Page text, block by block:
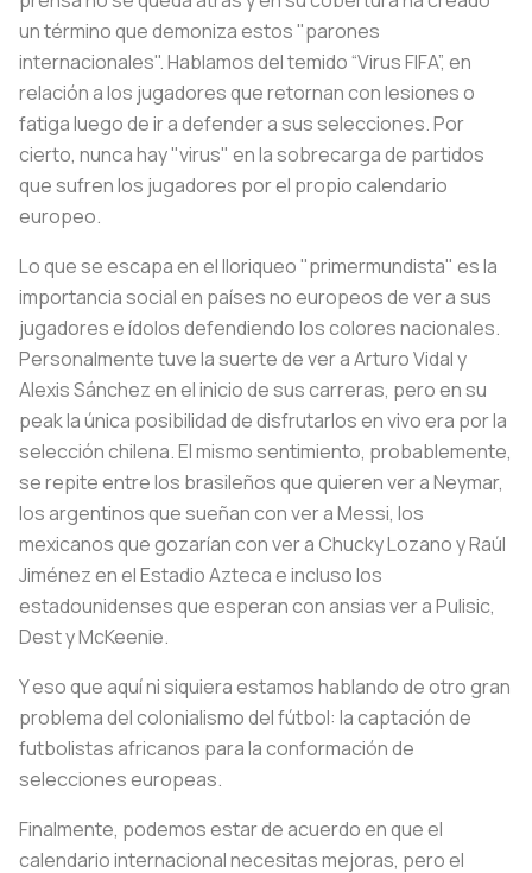
un término que demoniza estos "parones
internacionales". Hablamos del temido “Virus FIFA”, en
relación a los jugadores que retornan con lesiones o
fatiga luego de ir a defender a sus selecciones. Por
cierto, nunca hay "virus" en la sobrecarga de partidos
que sufren los jugadores por el propio calendario
europeo.
Lo que se escapa en el lloriqueo "primermundista" es la
importancia social en países no europeos de ver a sus
jugadores e ídolos defendiendo los colores nacionales.
Personalmente tuve la suerte de ver a Arturo Vidal y
Alexis Sánchez en el inicio de sus carreras, pero en su
peak la única posibilidad de disfrutarlos en vivo era por la
selección chilena. El mismo sentimiento, probablemente,
se repite entre los brasileños que quieren ver a Neymar,
los argentinos que sueñan con ver a Messi, los
mexicanos que gozarían con ver a Chucky Lozano y Raúl
Jiménez en el Estadio Azteca e incluso los
estadounidenses que esperan con ansias ver a Pulisic,
Dest y McKeenie.
Y eso que aquí ni siquiera estamos hablando de otro gran
problema del colonialismo del fútbol: la captación de
futbolistas africanos para la conformación de
selecciones europeas.
Finalmente, podemos estar de acuerdo en que el
calendario internacional necesitas mejoras, pero el